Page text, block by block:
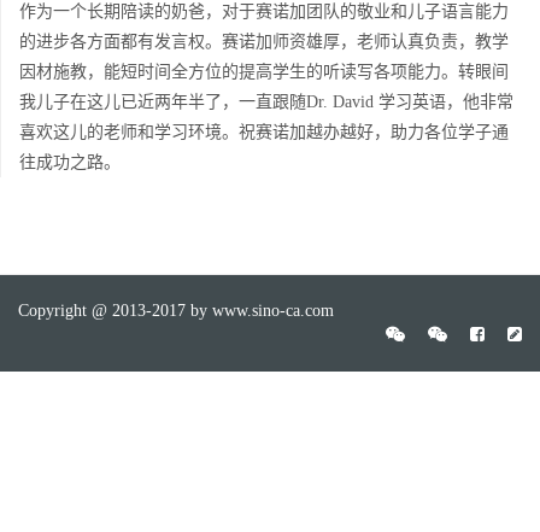
作为一个长期陪读的奶爸，对于赛诺加团队的敬业和儿子语言能力
的进步各方面都有发言权。赛诺加师资雄厚，老师认真负责，教学
因材施教，能短时间全方位的提高学生的听读写各项能力。转眼间
我儿子在这儿已近两年半了，一直跟随Dr. David 学习英语，他非常
喜欢这儿的老师和学习环境。祝赛诺加越办越好，助力各位学子通
往成功之路。
Copyright @ 2013-2017 by www.sino-ca.com